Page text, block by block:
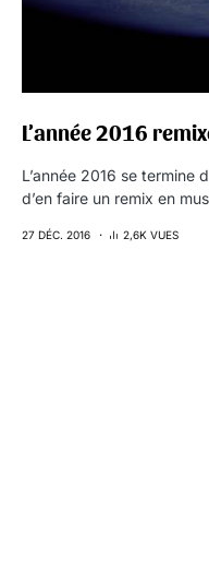
L’année 2016
L’année 2016 se termine
d’en faire un remix en
27 DÉC. 2016 2,6K VUES